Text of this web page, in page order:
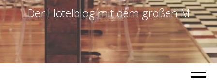
Der Hotelblog mit dem großen M